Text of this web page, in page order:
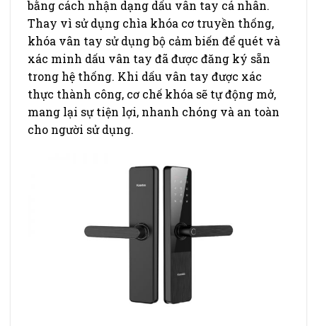
bằng cách nhận dạng dấu vân tay cá nhân.
Thay vì sử dụng chìa khóa cơ truyền thống,
khóa vân tay sử dụng bộ cảm biến để quét và
xác minh dấu vân tay đã được đăng ký sẵn
trong hệ thống. Khi dấu vân tay được xác
thực thành công, cơ chế khóa sẽ tự động mở,
mang lại sự tiện lợi, nhanh chóng và an toàn
cho người sử dụng.